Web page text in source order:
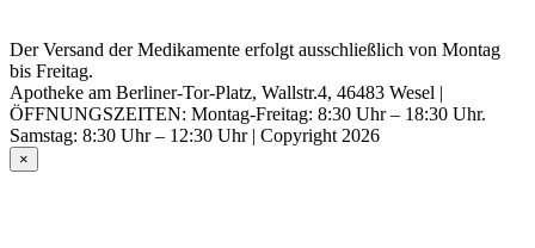
Der Versand der Medikamente erfolgt ausschließlich von Montag
bis Freitag.
Apotheke am Berliner-Tor-Platz, Wallstr.4, 46483 Wesel |
ÖFFNUNGSZEITEN: Montag-Freitag: 8:30 Uhr – 18:30 Uhr.
Samstag: 8:30 Uhr – 12:30 Uhr | Copyright 2026
×